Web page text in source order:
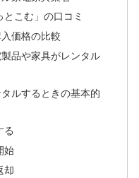
こむ」の口コミ
価格の比較
品や家具がレンタル
ルするときの基本的
る
始
却